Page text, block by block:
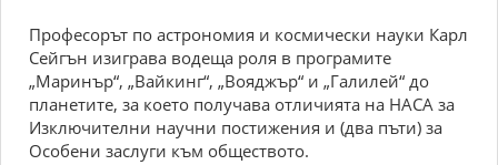
Професорът по астрономия и космически науки Карл
Сейгън изиграва водеща роля в програмите
„Маринър“, „Вайкинг“, „Вояджър“ и „Галилей“ до
планетите, за което получава отличията на НАСА за
Изключителни научни постижения и (два пъти) за
Особени заслуги към обществото.